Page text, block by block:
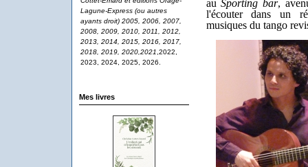
Lagune-Express (ou autres
ayants droit) 2005, 2006, 2007,
2008, 2009, 2010, 2011, 2012,
2013, 2014, 2015, 2016, 2017,
2018, 2019, 2020,2021 ,2022,
2023, 2024, 2025, 2026.
Mes livres
auSporting bar,
l'écouter dans un
musiques du tango